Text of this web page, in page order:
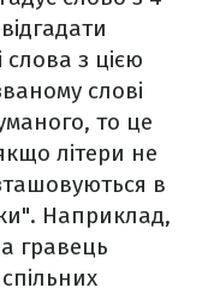
з цією
слові
то це
літери не
в
Наприклад,
гравець